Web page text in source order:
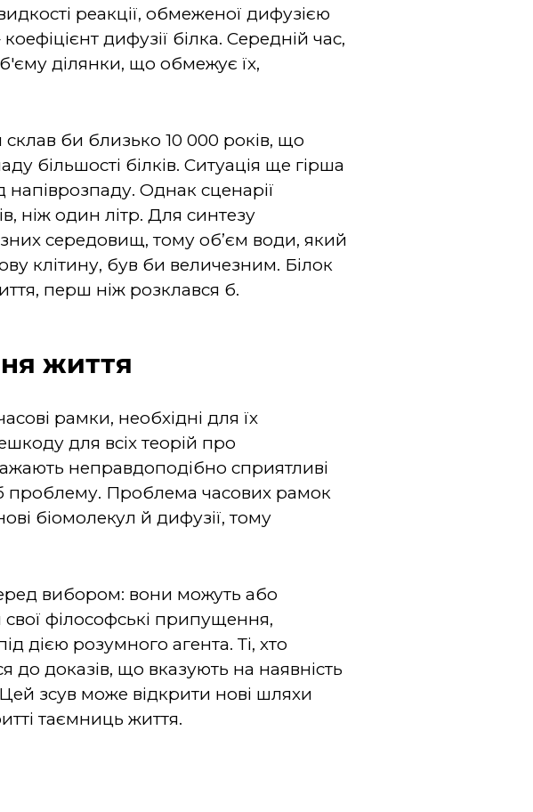
реакції, обмеженої дифузією
коефіцієнт дифузії білка. Середній час,
ділянки, що обмежує їх,
би близько 10 000 років, що
більшості білків. Ситуація ще гірша
Однак сценарії
ніж один літр. Для синтезу
середовищ, тому об’єм води, який
клітину, був би величезним. Білок
перш ніж розклався б.
життя
рамки, необхідні для їх
для всіх теорій про
неправдоподібно сприятливі
б проблему. Проблема часових рамок
біомолекул й дифузії, тому
вибором: вони можуть або
філософські припущення,
дією розумного агента. Ті, хто
до доказів, що вказують на наявність
зсув може відкрити нові шляхи
таємниць життя.